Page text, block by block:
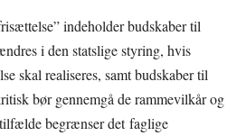
indeholder budskaber til
i den statslige styring, hvis
skal realiseres, samt budskaber til
bør gennemgå de rammevilkår og
begrænser det faglige